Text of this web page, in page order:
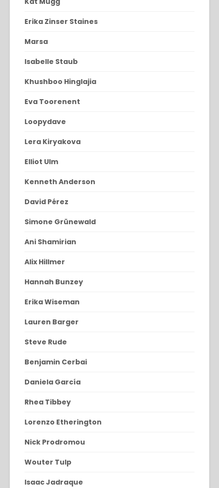
Erika Zinser Staines
Marsa
Isabelle Staub
Khushboo Hinglajia
Eva Toorenent
Loopydave
Lera Kiryakova
Elliot Ulm
Kenneth Anderson
David Pérez
Simone Grünewald
Ani Shamirian
Alix Hillmer
Hannah Bunzey
Erika Wiseman
Lauren Barger
Steve Rude
Benjamin Cerbai
Daniela García
Rhea Tibbey
Lorenzo Etherington
Nick Prodromou
Wouter Tulp
Isaac Jadraque